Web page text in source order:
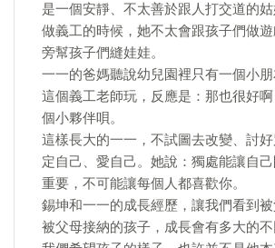
是一個安靜、不太善於跟人打交道的
做義工的時候，她不太會跟孩子們做
旁幫孩子們縫娃娃。
一一的爸媽聽說幼兒園裡只有一個小
這個義工老師玩，反應是：那也很好
個小夥伴唄。
這樣長大的一一，不試圖去改變、討
定自己、愛自己。她說：獨處能讓自
重要，不可能讓每個人都喜歡你。
錫坤和一一的成長經歷，讓我們看到
被父母接納的孩子，成長會有多大的不